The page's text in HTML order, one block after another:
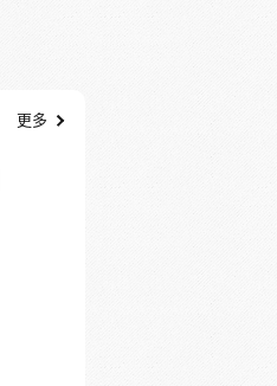
更多